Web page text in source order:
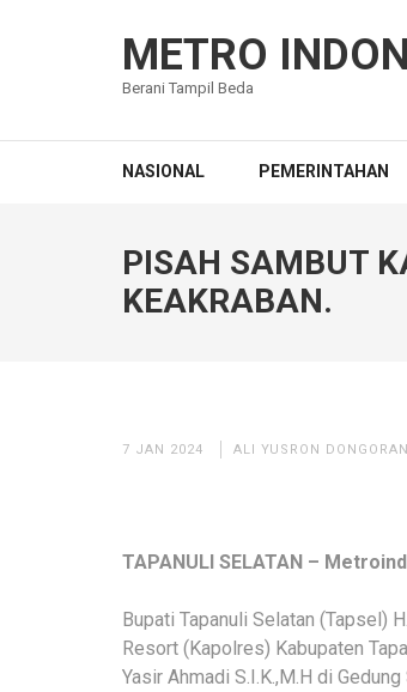
METRO
Berani Tampil Beda
NASIONAL PEMERINTAHAN
PISAH SAMBUT
KEAKRABAN.
7 JAN 2024 ALI YUSRON DONGORAN
TAPANULI SELATAN –
Bupati Tapanuli Selatan (Tapsel)
Resort (Kapolres) Kabupaten
Yasir Ahmadi S.I.K.,M.H di